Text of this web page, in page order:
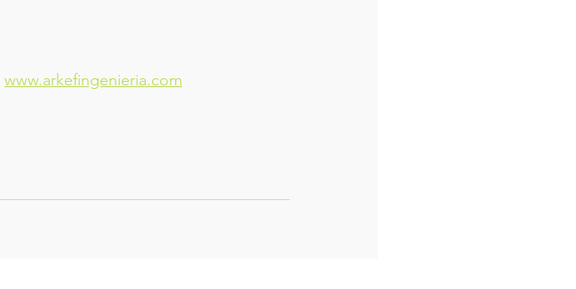
www.arkefingenieria.com